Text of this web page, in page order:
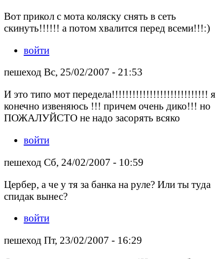
Вот прикол с мота коляску снять в сеть
скинуть!!!!!! а потом хвалится перед всеми!!!:)
войти
пешеход Вс, 25/02/2007 - 21:53
И это типо мот передела!!!!!!!!!!!!!!!!!!!!!!!!!!!! я
конечно извеняюсь !!! причем очень дико!!! но
ПОЖАЛУЙСТО не надо засорять всяко
войти
пешеход Сб, 24/02/2007 - 10:59
Цербер, а че у тя за банка на руле? Или ты туда
спидак вынес?
войти
пешеход Пт, 23/02/2007 - 16:29